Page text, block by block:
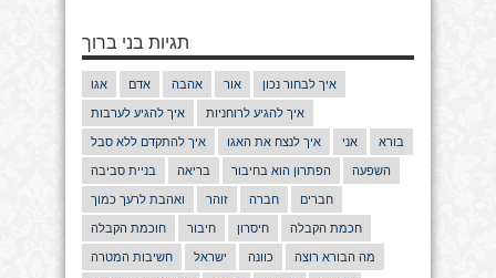
תגיות בני ברוך
אגו אדם אהבה אור איך לבחור נכון
איך להגיע לערבות איך להגיע לרוחניות
איך להתקדם ללא סבל איך לנצח את האגו אני בורא
בניית סביבה בריאה הפתרון הוא בחיבור השפעה
ואהבת לרעך כמוך זוהר חברה חברים
חוכמת הקבלה חיבור חיסרון חכמת הקבלה
חשיבות המטרה ישראל כוונה מה הבורא רוצה